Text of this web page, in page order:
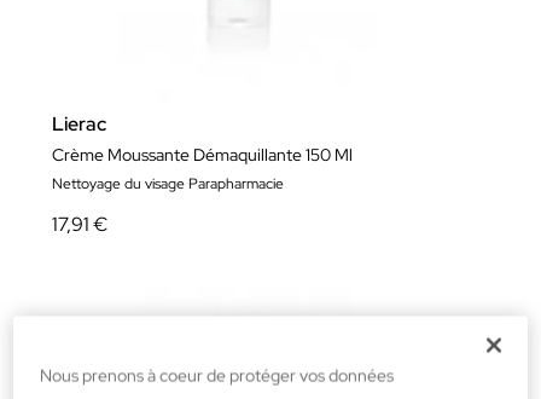
Lierac
Crème Moussante Démaquillante 150 Ml
Nettoyage du visage Parapharmacie
17,91 €
Nous prenons à coeur de protéger vos données